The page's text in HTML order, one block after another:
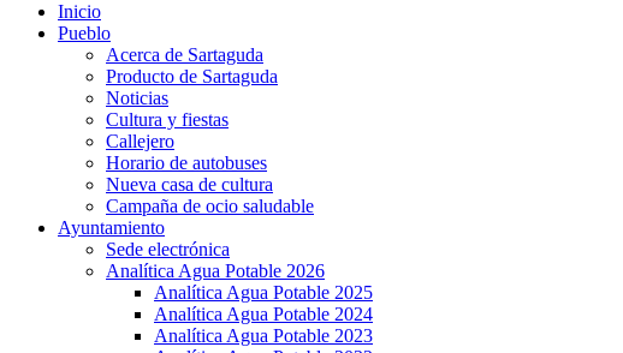
Inicio
Pueblo
Acerca de Sartaguda
Producto de Sartaguda
Noticias
Cultura y fiestas
Callejero
Horario de autobuses
Nueva casa de cultura
Campaña de ocio saludable
Ayuntamiento
Sede electrónica
Analítica Agua Potable 2026
Analítica Agua Potable 2025
Analítica Agua Potable 2024
Analítica Agua Potable 2023